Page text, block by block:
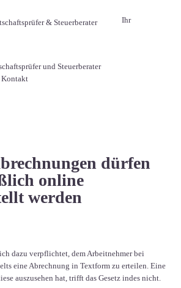
Ihr
​und Steuerberater
Kontakt
dürfen
online
werden
dazu verpflichtet, dem Arbeitnehmer bei
eine Abrechnung in Textform zu erteilen. Eine
auszusehen hat, trifft das Gesetz indes nicht.